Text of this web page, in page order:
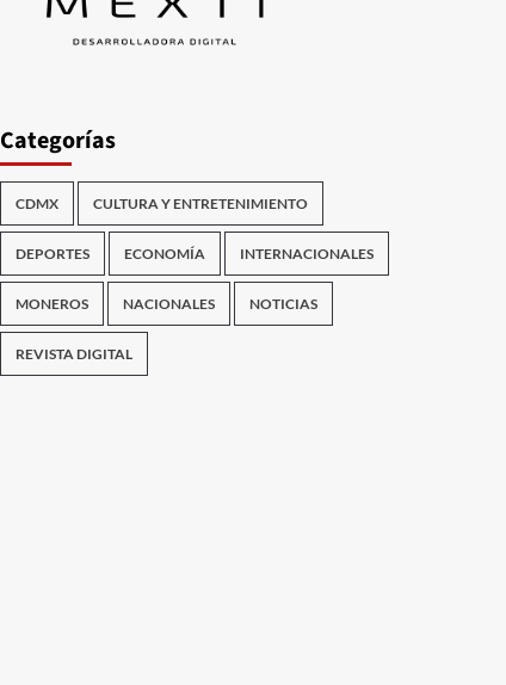
Categorías
CDMX CULTURA Y ENTRETENIMIENTO
DEPORTES ECONOMÍA INTERNACIONALES
MONEROS NACIONALES NOTICIAS
REVISTA DIGITAL